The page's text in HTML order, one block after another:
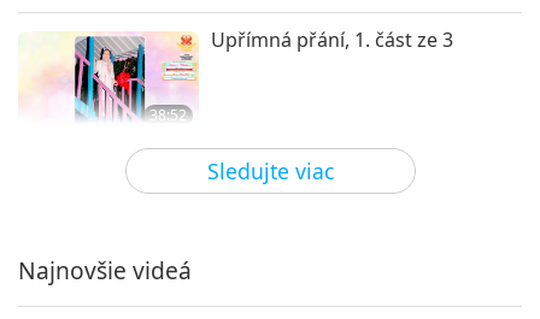
Sledujte viac
38:52
Upřímná přání, 1. část ze 3
Medzi Majstrom a žiakmi 2026-06-05 4895
40:57
Najnovšie videá